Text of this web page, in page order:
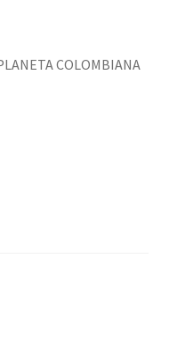
COLOMBIANA